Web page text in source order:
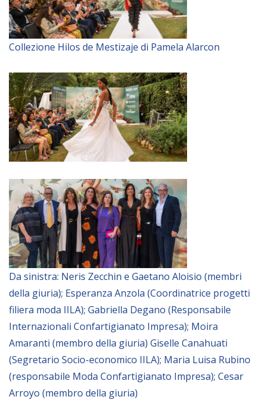
Collezione Hilos de Mestizaje di Pamela Alarcon
Da sinistra: Neris Zecchin e Gaetano Aloisio (membri
della giuria); Esperanza Anzola (Coordinatrice progetti
filiera moda IILA); Gabriella Degano (Responsabile
Internazionali Confartigianato Impresa); Moira
Amaranti (membro della giuria) Giselle Canahuati
(Segretario Socio-economico IILA); Maria Luisa Rubino
(responsabile Moda Confartigianato Impresa); Cesar
Arroyo (membro della giuria)